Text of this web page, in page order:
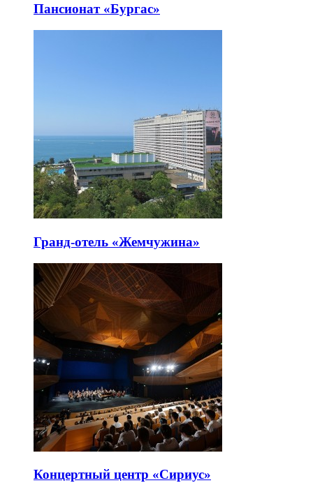
Пансионат «Бургас»
Гранд-отель «Жемчужина»
Концертный центр «Сириус»